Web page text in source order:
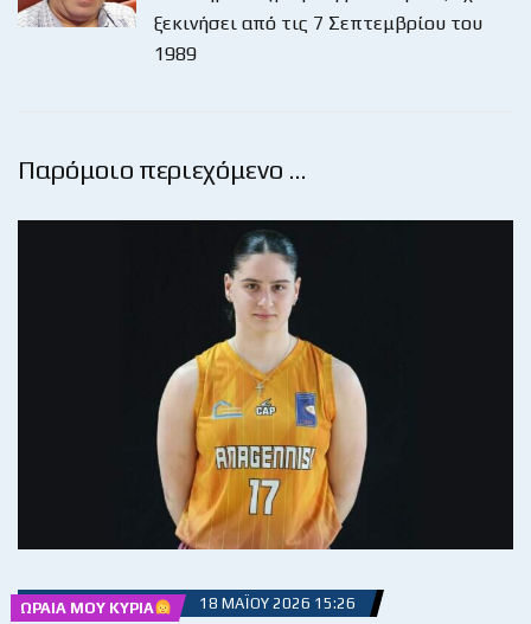
ξεκινήσει από τις 7 Σεπτεμβρίου του
1989
Παρόμοιο περιεχόμενο …
ΩΡΑΊΑ ΜΟΥ ΚΥΡΊΑ 18 ΜΑΪ́ΟΥ 2026 15:26